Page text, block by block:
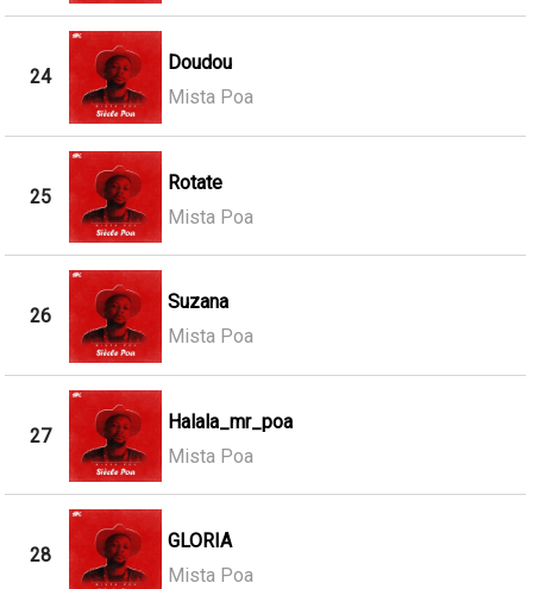
24
Doudou
Mista Poa
25
Rotate
Mista Poa
26
Suzana
Mista Poa
27
Halala_mr_poa
Mista Poa
28
GLORIA
Mista Poa